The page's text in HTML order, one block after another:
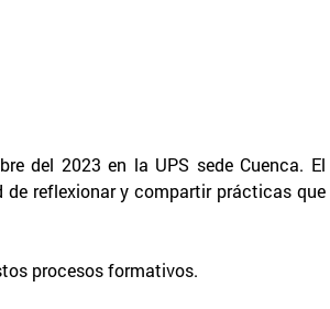
del 2023 en la UPS sede Cuenca.
reflexionar y compartir prácticas que
procesos formativos.